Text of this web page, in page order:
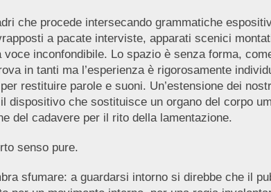
che procede intersecando grammatiche
a pacate interviste, apparati scenici
inconfondibile. Lo spazio è senza forma,
in tanti ma l’esperienza è rigorosamente
restituire parole e suoni. Un’estensione dei
dispositivo che sostituisce un organo del corpo
del cadavere per il rito della lamentazione.
senso pure.
sfumare: a guardarsi intorno si direbbe che il